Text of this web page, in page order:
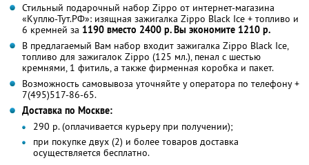
Стильный подарочный набор Zippo от интернет-магазина
«Куплю-Тут.РФ»: изящная зажигалка Zippo Black Ice + топливо и
6 кремней за 1190 вместо 2400 р. Вы экономите 1210 р.
В предлагаемый Вам набор входит зажигалка Zippo Black Ice,
топливо для зажигалок Zippo (125 мл.), пенал с шестью
кремнями, 1 фитиль, а также фирменная коробка и пакет.
Возможность самовывоза уточняйте у оператора по телефону +
7(495)517-86-65.
Доставка по Москве:
290 р. (оплачивается курьеру при получении);
при покупке двух (2) и более товаров доставка
осуществляется бесплатно.